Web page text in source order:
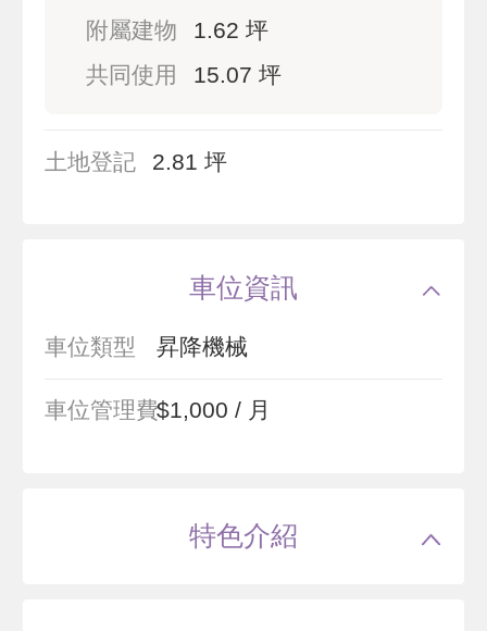
附屬建物
1.62 坪
共同使用
15.07 坪
土地登記 2.81 坪
車位資訊
車位類型 昇降機械
車位管理費$1,000 / 月
特色介紹